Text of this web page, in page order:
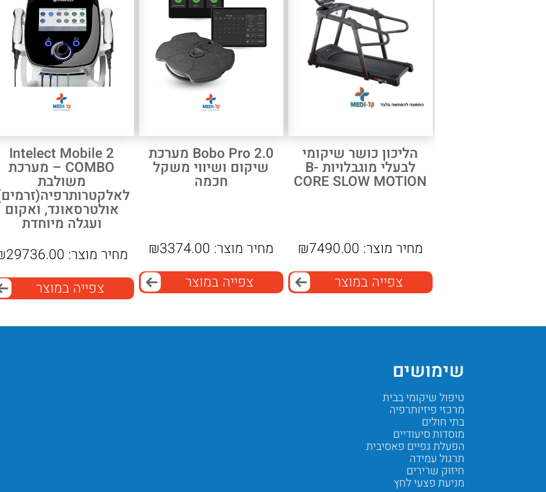
הליכון כושר שיקומי
לבעלי מוגבלויות B-
CORE SLOW MOTION
מחיר מוצר: ₪7490.00
צפייה במוצר
Bobo Pro 2.0 מערכת
שיקום ושיווי משקל
חכמה
מחיר מוצר: ₪3374.00
צפייה במוצר
Intelect Mobile 2
COMBO – מערכת
משולבת
אולטרסאונד, ואקום
ועגלה מיוחדת
מחיר מוצר: 29736.00
צפייה במוצר
שימושים
טיפול שיקומי בבית
מרכזי פיזיותרפיה
בתי חולים
מוסדות סיעודיים
הפעלת גפיים פאסיבית
תרגול עמידה
חיזוק שרירים
מניעת פצעי לחץ